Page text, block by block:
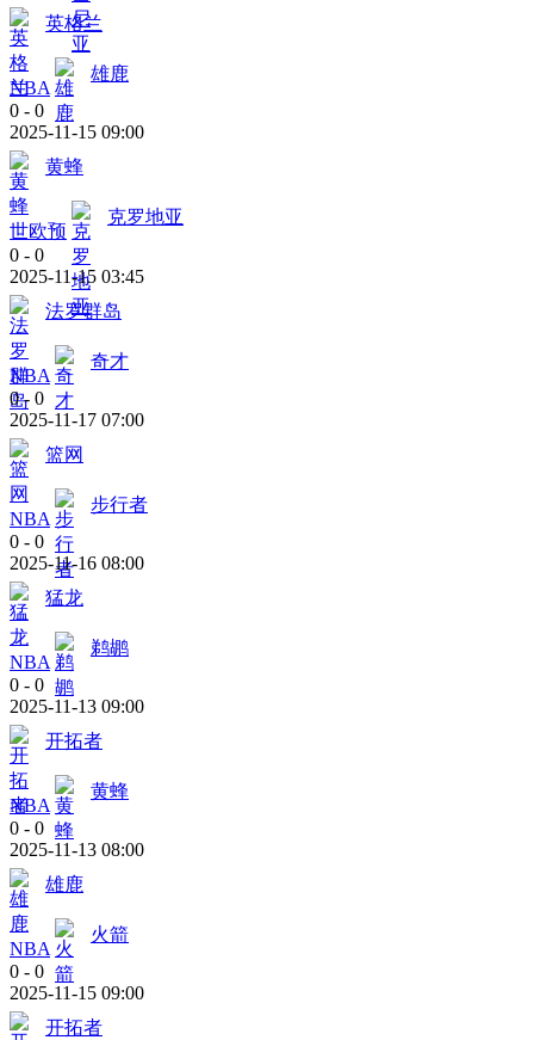
英格兰
NBA
雄鹿
0 - 0
2025-11-15 09:00
黄蜂
世欧预
克罗地亚
0 - 0
2025-11-15 03:45
法罗群岛
NBA
奇才
0 - 0
2025-11-17 07:00
篮网
NBA
步行者
0 - 0
2025-11-16 08:00
猛龙
NBA
鹈鹕
0 - 0
2025-11-13 09:00
开拓者
NBA
黄蜂
0 - 0
2025-11-13 08:00
雄鹿
NBA
火箭
0 - 0
2025-11-15 09:00
开拓者